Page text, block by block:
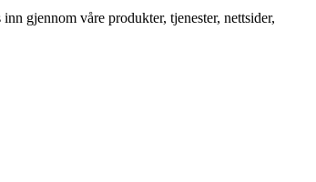
gjennom våre produkter, tjenester, nettsider,